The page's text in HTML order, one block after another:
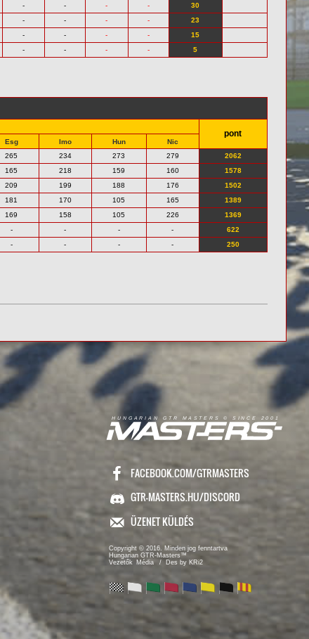
- - - -
30
- - - -
23
- - - -
15
- - - - 5
pont
Esg Imo Hun
Nic
265 234 273 279
2062
165 218 159 160
1578
209 199 188 176
1502
181 170 105 165
1389
169 158 105 226
1369
- - - -
622
- - - - 250
H U N G A R I A N G T R M A S T E R S © S I N C E 2 0 0 1
FACEBOOK.COM/GTRMASTERS
GTR-MASTERS.HU/DISCORD
ÜZENET KÜLDÉS
Copyright © 2016. Minden jog fenntartva
Hungarian GTR-Masters™
Vezetők
Média / Des by KRi2